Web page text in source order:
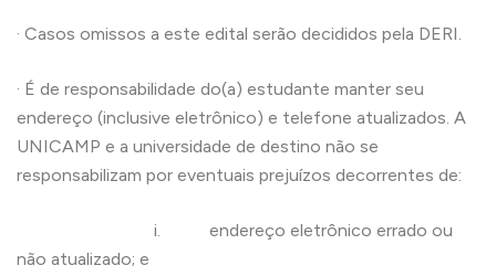
· Casos omissos a este edital serão decididos pela DERI.
· É de responsabilidade do(a) estudante manter seu
endereço (inclusive eletrônico) e telefone atualizados. A
UNICAMP e a universidade de destino não se
responsabilizam por eventuais prejuízos decorrentes de:
i. endereço eletrônico errado ou
não atualizado; e